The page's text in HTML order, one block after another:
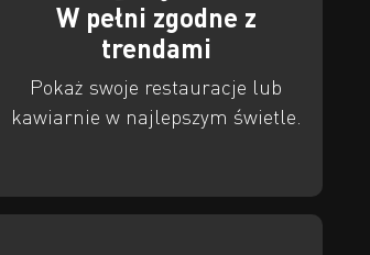
W pełni zgodne z
trendami
Pokaż swoje restauracje lub
kawiarnie w najlepszym świetle.